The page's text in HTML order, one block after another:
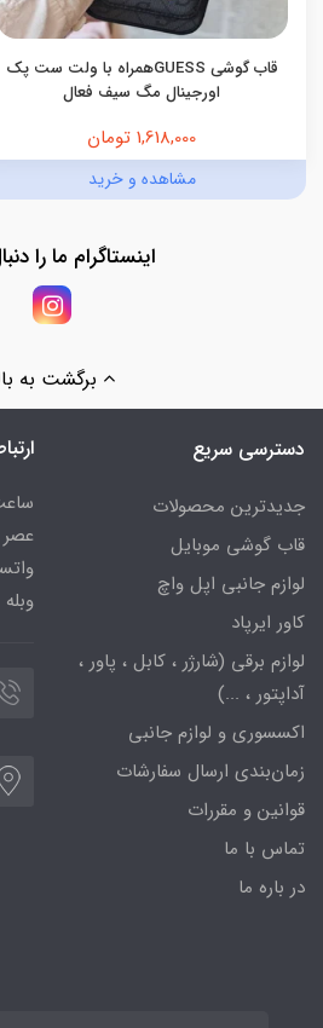
قاب گوشی GUESSهمراه با ولت ست پک
اورجینال مگ سیف فعال
1,618,000 تومان
مشاهده و خرید
اینستاگرام ما را
برگشت به
دسترسی سریع
جدیدترین محصولات
قاب گوشی موبایل
لوازم جانبی اپل واچ
کاور ایرپاد
لوازم برقی (شارژر ، کابل ، پاور ،
آداپتور ، ...)
اکسسوری و لوازم جانبی
زمان‌بندی ارسال سفارشات
قوانین و مقررات
تماس با ما
در باره ما
وبله